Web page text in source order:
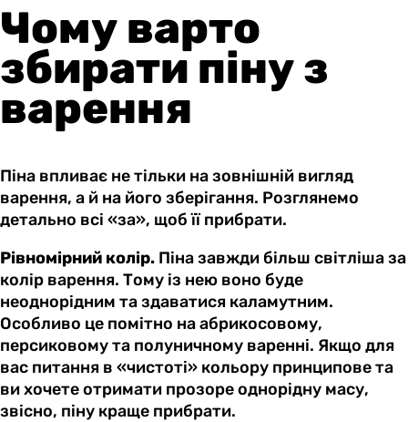
Чому варто
збирати піну з
варення
Піна впливає не тільки на зовнішній вигляд
варення, а й на його зберігання. Розглянемо
детально всі «за», щоб її прибрати.
Рівномірний колір. Піна завжди більш світліша за
колір варення. Тому із нею воно буде
неоднорідним та здаватися каламутним.
Особливо це помітно на абрикосовому,
персиковому та полуничному варенні. Якщо для
вас питання в «чистоті» кольору принципове та
ви хочете отримати прозоре однорідну масу,
звісно, піну краще прибрати.